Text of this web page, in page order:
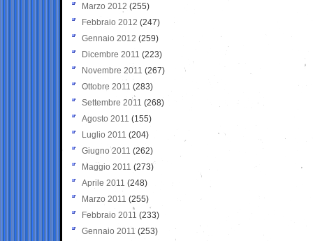
Marzo 2012 (255)
Febbraio 2012 (247)
Gennaio 2012 (259)
Dicembre 2011 (223)
Novembre 2011 (267)
Ottobre 2011 (283)
Settembre 2011 (268)
Agosto 2011 (155)
Luglio 2011 (204)
Giugno 2011 (262)
Maggio 2011 (273)
Aprile 2011 (248)
Marzo 2011 (255)
Febbraio 2011 (233)
Gennaio 2011 (253)